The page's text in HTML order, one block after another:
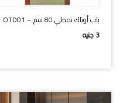
باب أوتاك نمطي 80 سم – OTD01
3جنيه